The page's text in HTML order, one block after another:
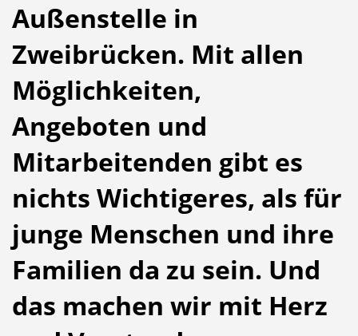
Außenstelle in
Zweibrücken. Mit allen
Möglichkeiten,
Angeboten und
Mitarbeitenden gibt es
nichts Wichtigeres, als für
junge Menschen und ihre
Familien da zu sein. Und
das machen wir mit Herz